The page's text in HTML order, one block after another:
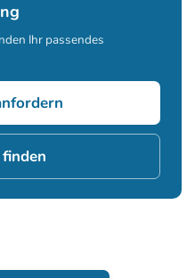
Ihr passendes